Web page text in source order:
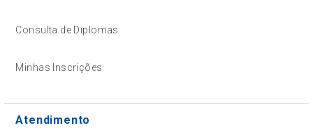
Consulta de Diplomas
Minhas Inscrições
Atendimento